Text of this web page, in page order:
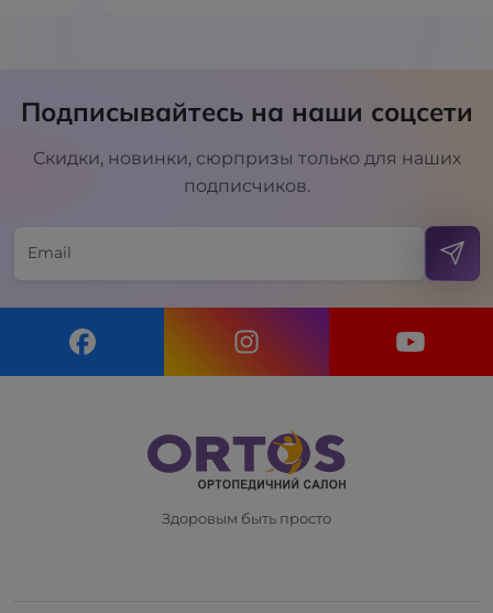
Подписывайтесь на наши соцсети
Скидки, новинки, сюрпризы только для наших
подписчиков.
Здоровым быть просто